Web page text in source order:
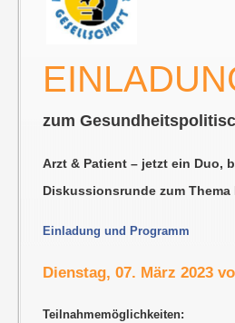
zum
Arzt & Patient – jetzt ein Duo,
Diskussionsrunde zum
Einladung und Programm
Dienstag, 07. März 2023
Teilnahmemöglichkeiten: